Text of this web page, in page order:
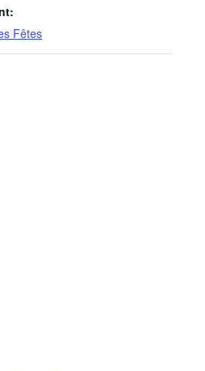
Fêtes